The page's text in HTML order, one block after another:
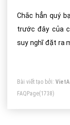
Chắc hẳn quý
trước đây của
suy nghĩ đặt ra
hợp lý nhất.
Bài viết tạo bởi:
FAQPage(1738)